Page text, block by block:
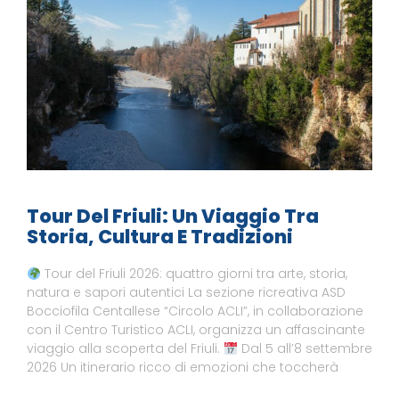
Tour Del Friuli: Un Viaggio Tra
Storia, Cultura E Tradizioni
Tour del Friuli 2026: quattro giorni tra arte, storia,
natura e sapori autentici La sezione ricreativa ASD
Bocciofila Centallese “Circolo ACLI”, in collaborazione
con il Centro Turistico ACLI, organizza un affascinante
viaggio alla scoperta del Friuli.
Dal 5 all’8 settembre
2026 Un itinerario ricco di emozioni che toccherà